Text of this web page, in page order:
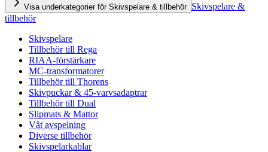
Visa underkategorier för Skivspelare & tillbehör Skivspelare &
tillbehör
Skivspelare
Tillbehör till Rega
RIAA-förstärkare
MC-transformatorer
Tillbehör till Thorens
Skivpuckar & 45-varvsadaptrar
Tillbehör till Dual
Slipmats & Mattor
Våt avspelning
Diverse tillbehör
Skivspelarkablar